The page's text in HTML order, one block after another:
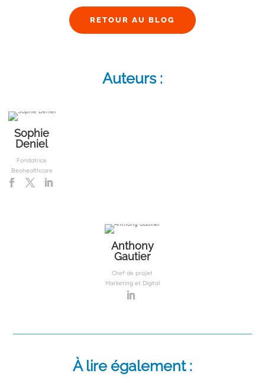
RETOUR AU BLOG
Auteurs :
Sophie
Deniel
Fondatrice
Beohealthcare
Anthony
Gautier
Chef de projet
Marketing et Digital
À lire également :